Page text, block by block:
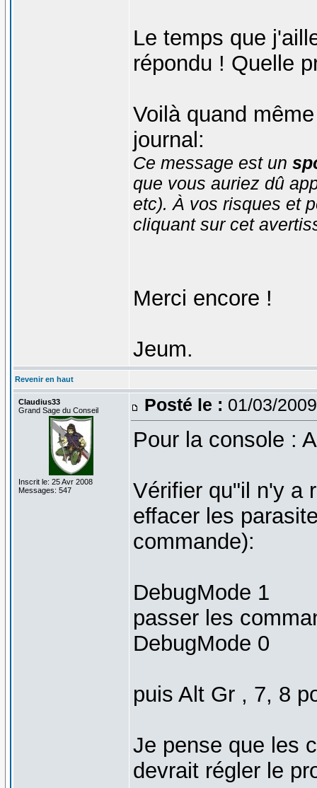
Le temps que
répondu ! Quelle
Voilà quand
journal:
Ce message est un
que vous auriez dû
etc). À vos risques et
cliquant sur cet
Merci encore !
Jeum.
Revenir en haut
Claudius33
Grand Sage du Conseil
Inscrit le: 25 Avr 2008
Messages: 547
Posté le : 01/03/
Pour la console :
Vérifier qu"il n'y a
effacer les
commande):
DebugMode 1
passer les
DebugMode 0
puis Alt Gr , 7, 8
Je pense que les
devrait régler le